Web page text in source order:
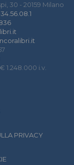
30 - 20159 Milano
1.248.000 i.v.
PRIVACY